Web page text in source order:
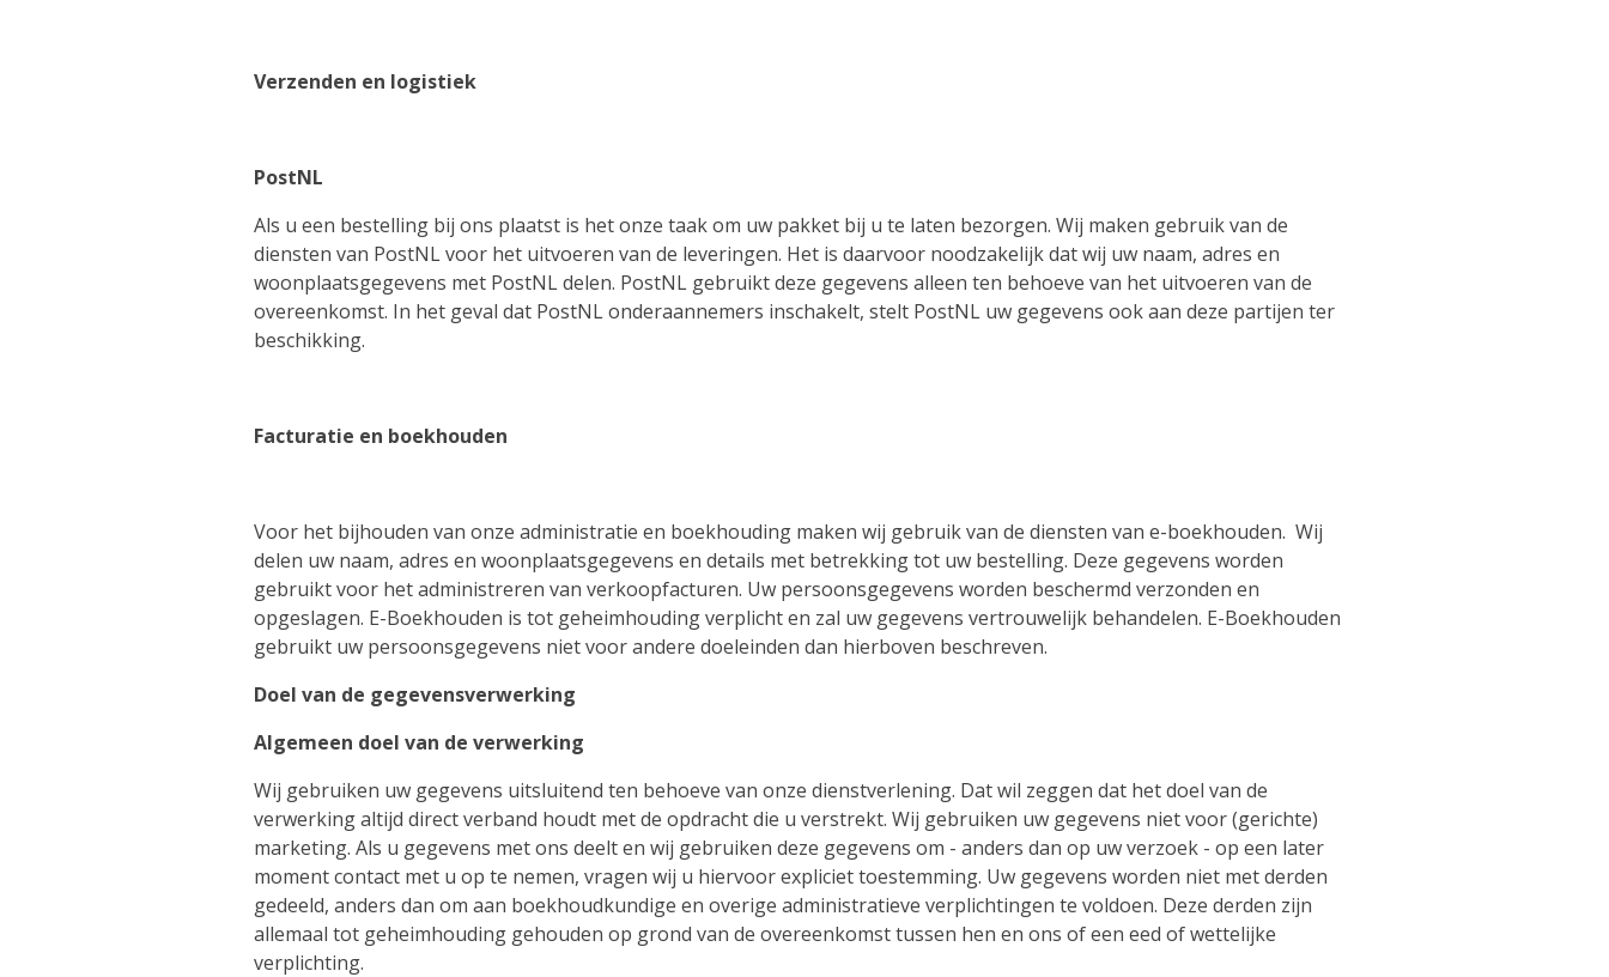
Verzenden en logistiek
PostNL
Als u een bestelling bij ons plaatst is het onze taak om uw pakket bij u te laten bezorgen. Wij maken gebruik van de
diensten van PostNL voor het uitvoeren van de leveringen. Het is daarvoor noodzakelijk dat wij uw naam, adres en
woonplaatsgegevens met PostNL delen. PostNL gebruikt deze gegevens alleen ten behoeve van het uitvoeren van de
overeenkomst. In het geval dat PostNL onderaannemers inschakelt, stelt PostNL uw gegevens ook aan deze partijen ter
beschikking.
Facturatie en boekhouden
Voor het bijhouden van onze administratie en boekhouding maken wij gebruik van de diensten van e-boekhouden. Wij
delen uw naam, adres en woonplaatsgegevens en details met betrekking tot uw bestelling. Deze gegevens worden
gebruikt voor het administreren van verkoopfacturen. Uw persoonsgegevens worden beschermd verzonden en
opgeslagen. E-Boekhouden is tot geheimhouding verplicht en zal uw gegevens vertrouwelijk behandelen. E-Boekhouden
gebruikt uw persoonsgegevens niet voor andere doeleinden dan hierboven beschreven.
Doel van de gegevensverwerking
Algemeen doel van de verwerking
Wij gebruiken uw gegevens uitsluitend ten behoeve van onze dienstverlening. Dat wil zeggen dat het doel van de
verwerking altijd direct verband houdt met de opdracht die u verstrekt. Wij gebruiken uw gegevens niet voor (gerichte)
marketing. Als u gegevens met ons deelt en wij gebruiken deze gegevens om - anders dan op uw verzoek - op een later
moment contact met u op te nemen, vragen wij u hiervoor expliciet toestemming. Uw gegevens worden niet met derden
gedeeld, anders dan om aan boekhoudkundige en overige administratieve verplichtingen te voldoen. Deze derden zijn
allemaal tot geheimhouding gehouden op grond van de overeenkomst tussen hen en ons of een eed of wettelijke
verplichting.